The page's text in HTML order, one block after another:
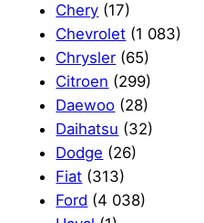
Chery (17)
Chevrolet (1 083)
Chrysler (65)
Citroen (299)
Daewoo (28)
Daihatsu (32)
Dodge (26)
Fiat (313)
Ford (4 038)